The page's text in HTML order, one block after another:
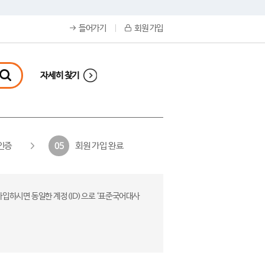
들어가기 회원 가입
자세히 찾기
증 05 회원 가입 완료
하시면 동일한 계정(ID)으로 ‘표준국어대사